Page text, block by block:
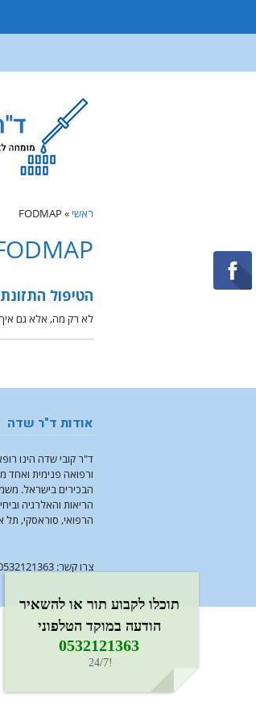
ראשי»
FODMAP
הטיפול
לא רק מה, אלא גם איך:
אודות ד"ר שדה
ד"ר קובי שדה הינו
ורפואה פנימית ואחד
הבכירים בישראל.
הריאות והאלרגיה
הרפואי, סוראסקי, תל
צרו קשר: 0532121363
תוכלו לקבוע תור או להשאיר
הודעה במוקד הטלפוני
0532121363​
!24/7